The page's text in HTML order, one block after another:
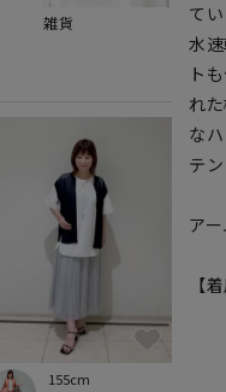
雑貨
155cm
て
水
ト
れ
な
テ
ア
【